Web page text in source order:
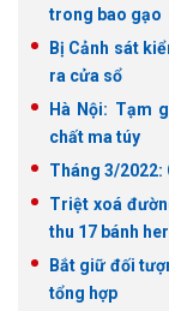
trong bao gạo
Bị Cảnh sát
ra cửa sổ
Hà Nội: Tạm
chất ma túy
Tháng 3/2022:
Triệt xoá
thu 17 bánh
Bắt giữ đối
tổng hợp